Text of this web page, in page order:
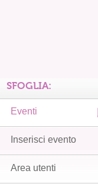
SFOGLIA:
Eventi
Inserisci evento
Area utenti